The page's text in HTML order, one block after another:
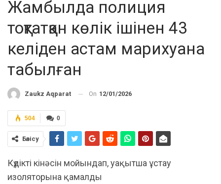
Жамбылда полиция
тоқтатқан көлік ішінен 43
келіден астам марихуана
табылған
Zaukz Aqparat On 12/01/2026
0
504
Бөлісу
Күдікті кінәсін мойындап, уақытша ұстау
изоляторына қамалды